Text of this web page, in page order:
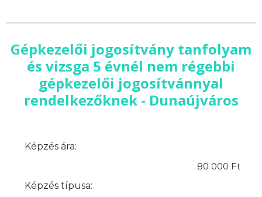
Gépkezelői jogosítvány tanfolyam
és vizsga 5 évnél nem régebbi
gépkezelői jogosítvánnyal
rendelkezőknek - Dunaújváros
Képzés ára:
80 000 Ft
Képzés típusa: